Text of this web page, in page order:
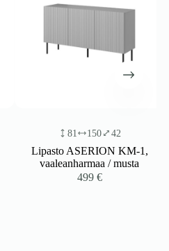
81 150 42
Lipasto ASERION KM-1,
vaaleanharmaa / musta
499€